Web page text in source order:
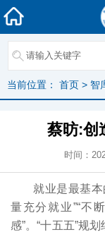
当前位置： 首页 > 智
蔡昉:创
时间：
就业是最基
量充分就业”“不
感”。“十五五”规